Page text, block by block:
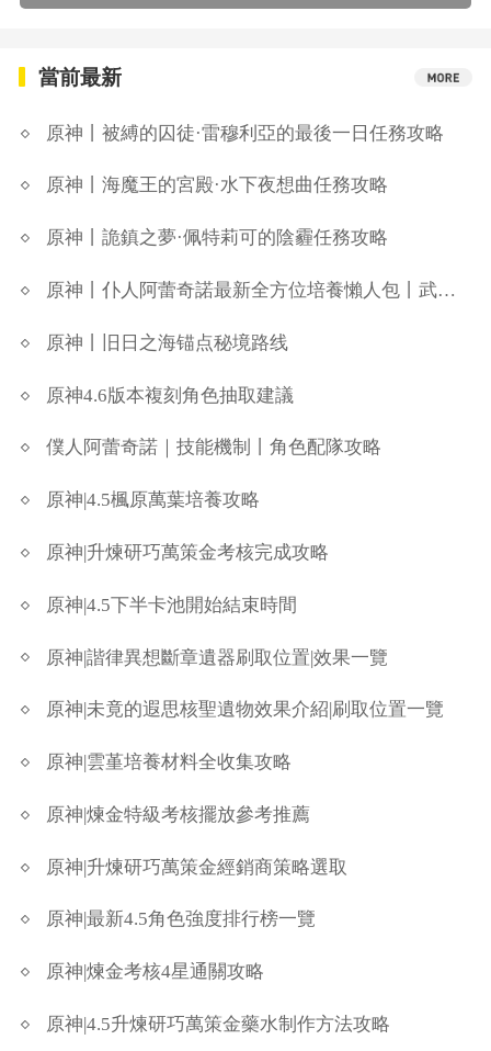
當前最新
原神丨被縛的囚徒·雷穆利亞的最後一日任務攻略
原神丨海魔王的宮殿·水下夜想曲任務攻略
原神丨詭鎮之夢·佩特莉可的陰霾任務攻略
原神丨仆人阿蕾奇諾最新全方位培養懶人包丨武器聖遺物配對攻略
原神丨旧日之海锚点秘境路线
原神4.6版本複刻角色抽取建議
僕人阿蕾奇諾｜技能機制丨角色配隊攻略
原神|4.5楓原萬葉培養攻略
原神|升煉研巧萬策金考核完成攻略
原神|4.5下半卡池開始結束時間
原神|諧律異想斷章遺器刷取位置|效果一覽
原神|未竟的遐思核聖遺物效果介紹|刷取位置一覽
原神|雲堇培養材料全收集攻略
原神|煉金特級考核擺放參考推薦
原神|升煉研巧萬策金經銷商策略選取
原神|最新4.5角色強度排行榜一覽
原神|煉金考核4星通關攻略
原神|4.5升煉研巧萬策金藥水制作方法攻略